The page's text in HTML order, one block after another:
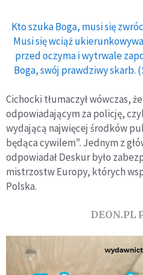
Kto szuka Boga, musi się
Musi się wciąż
przed oczyma i wytrwale
Boga, swój prawdziwy skarb.
Cichocki tłumaczył wówczas,
odpowiadającym za policję,
wydającą najwięcej środków
będąca cywilem". Jednym z
odpowiadał Deskur było
mistrzostw Europy, których
Polska.
DEON.PL